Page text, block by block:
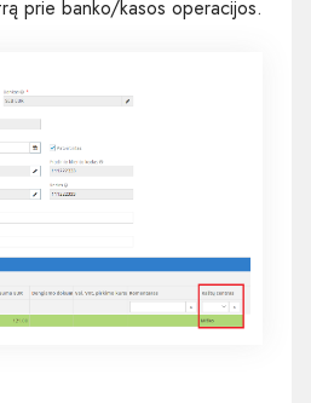
prie banko/kasos operacijos.